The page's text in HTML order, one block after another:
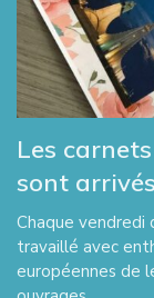
Les
sont
Chaque vendredi
travaillé avec
européennes de